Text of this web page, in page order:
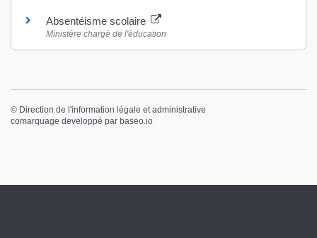
Absentéisme scolaire
Ministère chargé de l'éducation
© Direction de l'information légale et administrative
comarquage developpé par baseo.io